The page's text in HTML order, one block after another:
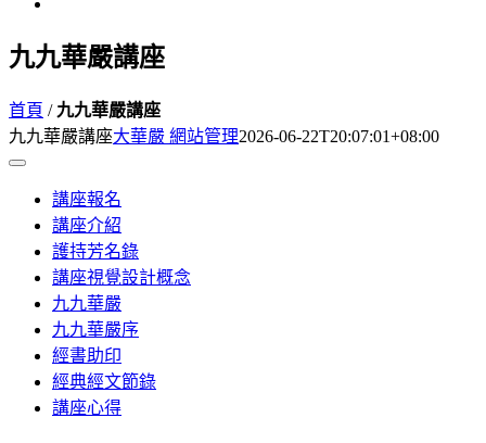
九九華嚴講座
首頁 / 九九華嚴講座
九九華嚴講座大華嚴 網站管理2026-06-22T20:07:01+08:00
Toggle
講座報名
講座介紹
護持芳名錄
講座視覺設計概念
九九華嚴
九九華嚴序
經書助印
經典經文節錄
講座心得